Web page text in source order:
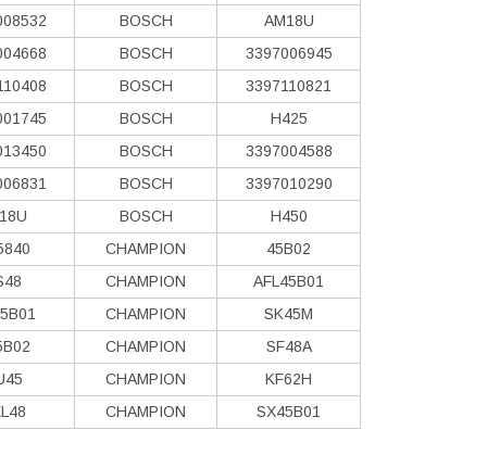
BOSCH
AM18U
BOSCH
3397006945
BOSCH
3397110821
BOSCH
H425
BOSCH
3397004588
BOSCH
3397010290
BOSCH
H450
CHAMPION
45B02
CHAMPION
AFL45B01
CHAMPION
SK45M
CHAMPION
SF48A
CHAMPION
KF62H
CHAMPION
SX45B01